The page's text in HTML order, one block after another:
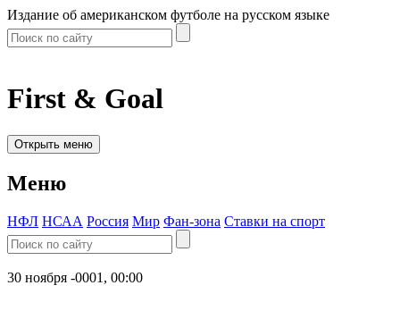
Издание об американском футболе на русском языке
First & Goal
Открыть меню
Меню
НФЛ НСАА Россия Мир Фан-зона Ставки на спорт
30 ноября -0001, 00:00